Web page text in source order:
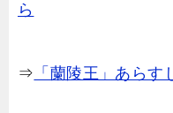
ら
⇒ 「蘭陵王」あら